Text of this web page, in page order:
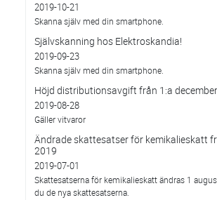
2019-10-21
Skanna själv med din smartphone.
Självskanning hos Elektroskandia!
2019-09-23
Skanna själv med din smartphone.
Höjd distributionsavgift från 1:a
2019-08-28
Gäller vitvaror
Ändrade skattesatser för kemikalieskatt
2019
2019-07-01
Skattesatserna för kemikalieskatt ändras 1
du de nya skattesatserna.